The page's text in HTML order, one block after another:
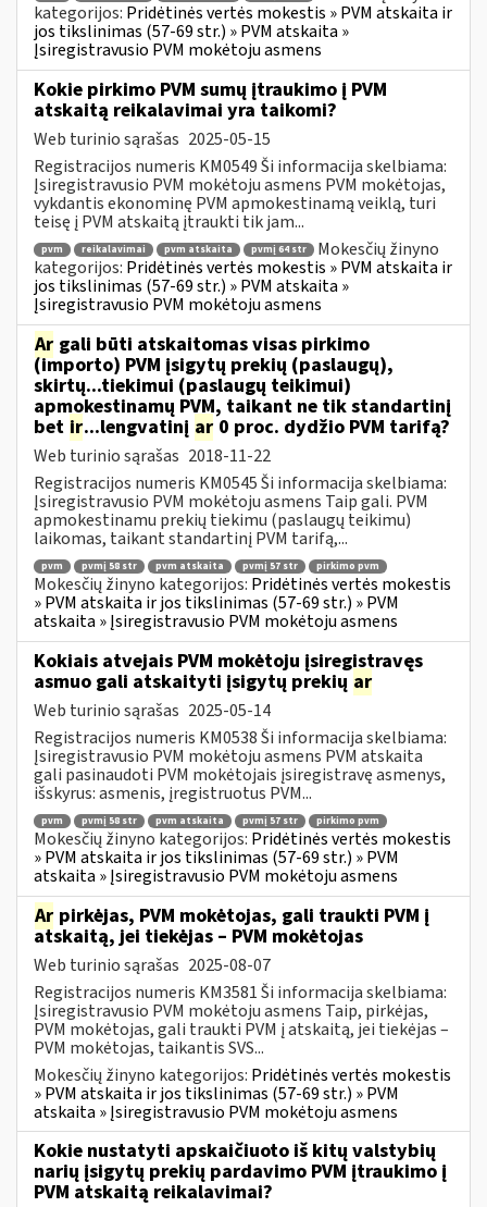
kategorijos: Pridėtinės vertės mokestis » PVM atskaita ir
jos tikslinimas (57-69 str.) » PVM atskaita »
Įsiregistravusio PVM mokėtoju asmens
Kokie pirkimo PVM sumų įtraukimo į PVM
atskaitą reikalavimai yra taikomi?
Web turinio sąrašas 2025-05-15
Registracijos numeris KM0549 Ši informacija skelbiama:
Įsiregistravusio PVM mokėtoju asmens PVM mokėtojas,
vykdantis ekonominę PVM apmokestinamą veiklą, turi
teisę į PVM atskaitą įtraukti tik jam...
pvm reikalavimai pvm atskaita pvmį 64 str
Mokesčių žinyno
kategorijos: Pridėtinės vertės mokestis » PVM atskaita ir
jos tikslinimas (57-69 str.) » PVM atskaita »
Įsiregistravusio PVM mokėtoju asmens
Ar gali būti atskaitomas visas pirkimo
(importo) PVM įsigytų prekių (paslaugų),
skirtų...tiekimui (paslaugų teikimui)
apmokestinamų PVM, taikant ne tik standartinį
bet ir...lengvatinį ar 0 proc. dydžio PVM tarifą?
Web turinio sąrašas 2018-11-22
Registracijos numeris KM0545 Ši informacija skelbiama:
Įsiregistravusio PVM mokėtoju asmens Taip gali. PVM
apmokestinamu prekių tiekimu (paslaugų teikimu)
laikomas, taikant standartinį PVM tarifą,...
pvm pvmį 58 str pvm atskaita pvmį 57 str pirkimo pvm
Mokesčių žinyno kategorijos: Pridėtinės vertės mokestis
» PVM atskaita ir jos tikslinimas (57-69 str.) » PVM
atskaita » Įsiregistravusio PVM mokėtoju asmens
Kokiais atvejais PVM mokėtoju įsiregistravęs
asmuo gali atskaityti įsigytų prekių ar
Web turinio sąrašas 2025-05-14
Registracijos numeris KM0538 Ši informacija skelbiama:
Įsiregistravusio PVM mokėtoju asmens PVM atskaita
gali pasinaudoti PVM mokėtojais įsiregistravę asmenys,
išskyrus: asmenis, įregistruotus PVM...
pvm pvmį 58 str pvm atskaita pvmį 57 str pirkimo pvm
Mokesčių žinyno kategorijos: Pridėtinės vertės mokestis
» PVM atskaita ir jos tikslinimas (57-69 str.) » PVM
atskaita » Įsiregistravusio PVM mokėtoju asmens
Ar pirkėjas, PVM mokėtojas, gali traukti PVM į
atskaitą, jei tiekėjas – PVM mokėtojas
Web turinio sąrašas 2025-08-07
Registracijos numeris KM3581 Ši informacija skelbiama:
Įsiregistravusio PVM mokėtoju asmens Taip, pirkėjas,
PVM mokėtojas, gali traukti PVM į atskaitą, jei tiekėjas –
PVM mokėtojas, taikantis SVS...
Mokesčių žinyno kategorijos: Pridėtinės vertės mokestis
» PVM atskaita ir jos tikslinimas (57-69 str.) » PVM
atskaita » Įsiregistravusio PVM mokėtoju asmens
Kokie nustatyti apskaičiuoto iš kitų valstybių
narių įsigytų prekių pardavimo PVM įtraukimo į
PVM atskaitą reikalavimai?